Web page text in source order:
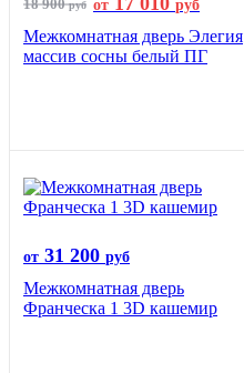
18 900руб от руб
Межкомнатная дверь Элегия
массив сосны белый ПГ
от 31 200 руб
Межкомнатная дверь
Франческа 1 3D кашемир